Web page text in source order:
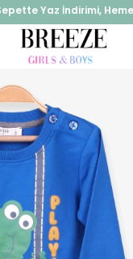
Yaz İndirimi,
ek %10 İndirimi Kap,
Takımlar Eşofman Takım